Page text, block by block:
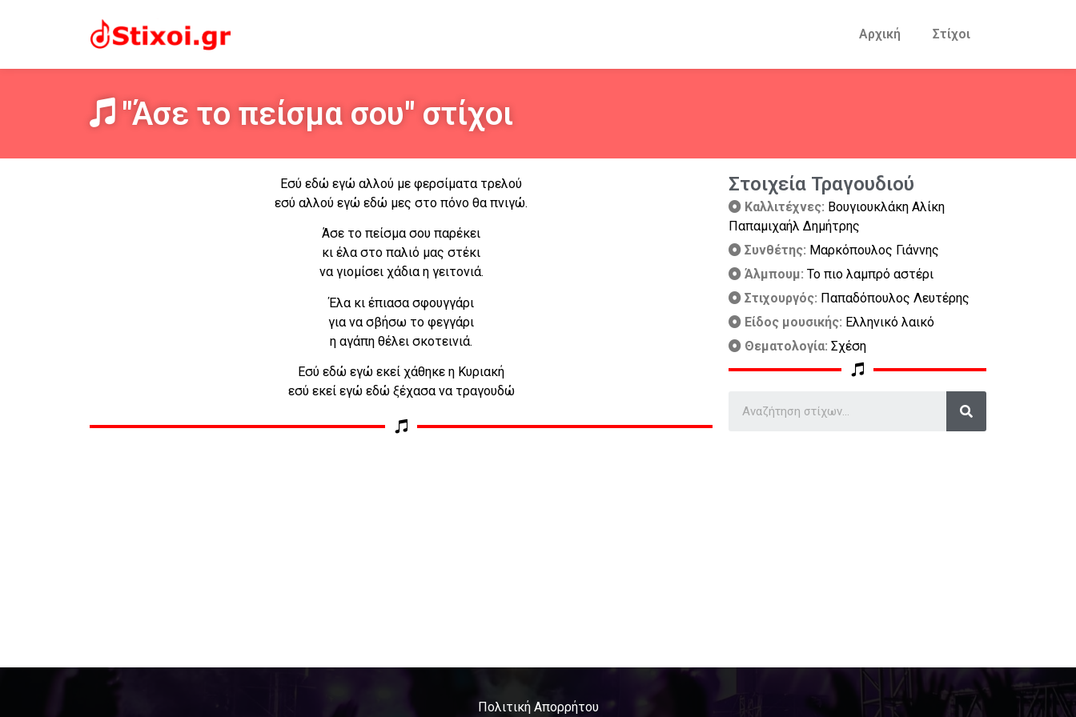
Αρχική Στίχοι
"Άσε το πείσμα σου" στίχοι
Εσύ εδώ εγώ αλλού με φερσίματα τρελού
εσύ αλλού εγώ εδώ μες στο πόνο θα πνιγώ.
Άσε το πείσμα σου παρέκει
κι έλα στο παλιό μας στέκι
να γιομίσει χάδια η γειτονιά.
Έλα κι έπιασα σφουγγάρι
για να σβήσω το φεγγάρι
η αγάπη θέλει σκοτεινιά.
Εσύ εδώ εγώ εκεί χάθηκε η Κυριακή
εσύ εκεί εγώ εδώ ξέχασα να τραγουδώ
Στοιχεία Τραγουδιού
Καλλιτέχνες: Βουγιουκλάκη Αλίκη
Παπαμιχαήλ Δημήτρης
Συνθέτης: Μαρκόπουλος Γιάννης
Άλμπουμ: Το πιο λαμπρό αστέρι
Στιχουργός: Παπαδόπουλος Λευτέρης
Είδος μουσικής: Ελληνικό λαικό
Θεματολογία: Σχέση
Πολιτική Απορρήτου